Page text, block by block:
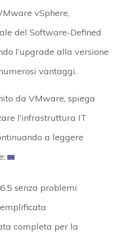
vSphere,
del Software-Defined
l’upgrade alla versione
vantaggi.
da VMware, spiega
l’infrastruttura IT
a leggere
senza problemi
completa per la